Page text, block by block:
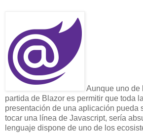
Aunque uno de
partida de Blazor es permitir que toda
presentación de una aplicación pueda
tocar una línea de Javascript, sería
lenguaje dispone de uno de los